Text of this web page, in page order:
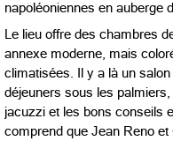
napoléoniennes en auberge
Le lieu offre des chambres
annexe moderne, mais
climatisées. Il y a là un
déjeuners sous les
jacuzzi et les bons conseils
comprend que Jean Reno et